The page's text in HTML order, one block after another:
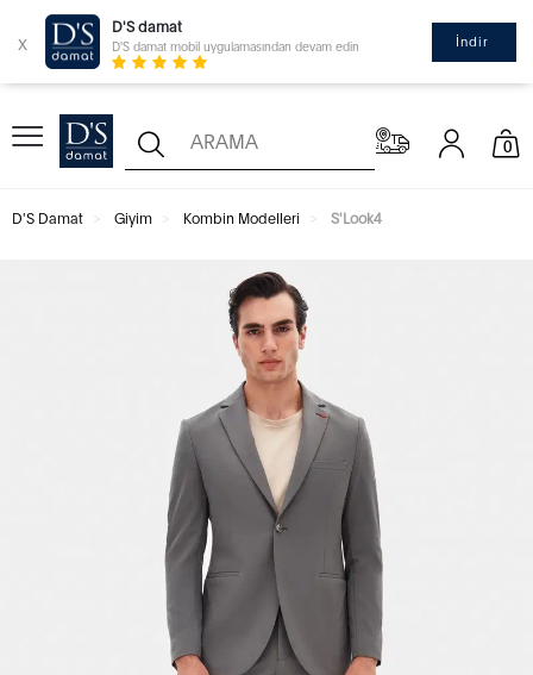
x
D'S damat
D'S damat mobil uygulamasından devam edin İndir
0
D'S Damat Giyim Kombin Modelleri S'Look4